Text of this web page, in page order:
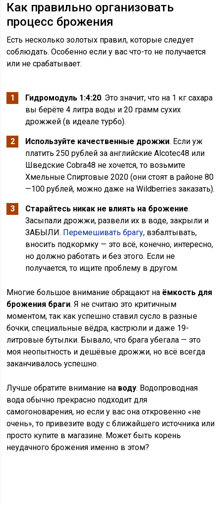
Как правильно организовать
процесс брожения
Есть несколько золотых правил, которые следует
соблюдать. Особенно если у вас что-то не получается
или не срабатывает.
Гидромодуль 1:4:20. Это значит, что на 1 кг сахара
вы берёте 4 литра воды и 20 грамм сухих
дрожжей (в идеале турбо).
Используйте качественные дрожжи. Если уж
платить 250 рублей за английские Alcotec48 или
Шведские Cobra48 не хочется, то возьмите
Хмельные Спиртовые 2020 (они стоят в районе 80
—100 рублей, можно даже на Wildberries заказать).
Старайтесь никак не влиять на брожение.
Засыпали дрожжи, развели их в воде, закрыли и
ЗАБЫЛИ. Перемешивать брагу, взбалтывать,
вносить подкормку — это всё, конечно, интересно,
но должно работать и без этого. Если не
получается, то ищите проблему в другом.
Многие большое внимание обращают на ёмкость для
брожения браги. Я не считаю это критичным
моментом, так как успешно ставил сусло в разные
бочки, специальные вёдра, кастрюли и даже 19-
литровые бутылки. Бывало, что брага убегала — это
моя неопытность и дешёвые дрожжи, но всё всегда
заканчивалось успешно.
Лучше обратите внимание на воду. Водопроводная
вода обычно прекрасно подходит для
самогоноварения, но если у вас она откровенно «не
очень», то привезите воду с ближайшего источника или
просто купите в магазине. Может быть корень
неудачного брожения именно в этом?